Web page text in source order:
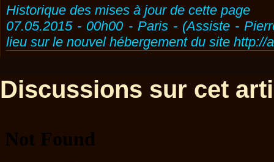
Historique des mises à jour de cette page
07.05.2015 - 00h00 - Paris - (Assiste -
lieu sur le nouvel hébergement du site http://
Discussions sur cet